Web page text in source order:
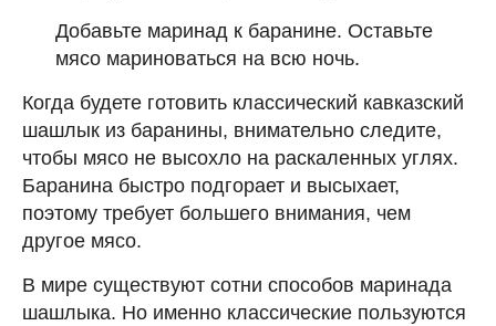
Добавьте маринад к баранине. Оставьте
мясо мариноваться на всю ночь.
Когда будете готовить классический кавказский
шашлык из баранины, внимательно следите,
чтобы мясо не высохло на раскаленных углях.
Баранина быстро подгорает и высыхает,
поэтому требует большего внимания, чем
другое мясо.
В мире существуют сотни способов маринада
шашлыка. Но именно классические пользуются